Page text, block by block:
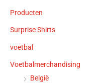
Producten
Surprise Shirts
voetbal
Voetbalmerchandising
België